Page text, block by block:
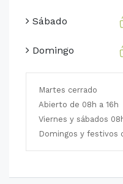
Sábado
Domingo
Martes cerrado
Abierto de 08h a 16h
Viernes y sábados
Domingos y festivos